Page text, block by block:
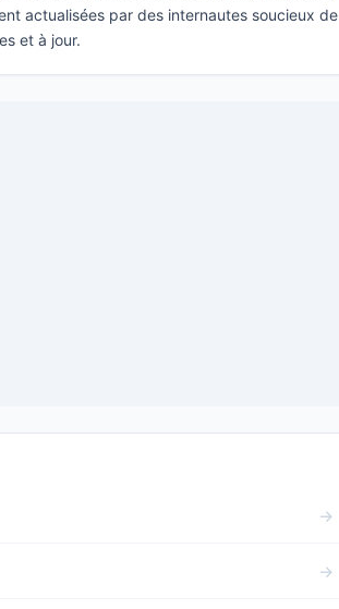
actualisées par des internautes soucieux de
et à jour.